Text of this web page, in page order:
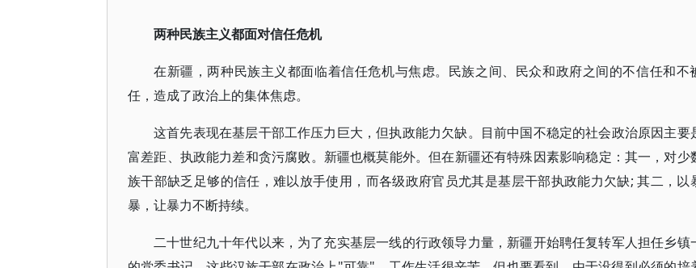
两种民族主义都面对信任危机
在新疆，两种民族主义都面临着信任危机与焦虑。民族之间、民众和政府之间的不信任和不
任，造成了政治上的集体焦虑。
这首先表现在基层干部工作压力巨大，但执政能力欠缺。目前中国不稳定的社会政治原因主要
富差距、执政能力差和贪污腐败。新疆也概莫能外。但在新疆还有特殊因素影响稳定：其一，对少
族干部缺乏足够的信任，难以放手使用，而各级政府官员尤其是基层干部执政能力欠缺; 其二，以
暴，让暴力不断持续。
二十世纪九十年代以来，为了充实基层一线的行政领导力量，新疆开始聘任复转军人担任乡镇